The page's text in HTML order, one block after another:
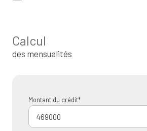
Calcul
des mensualités
Montant du crédit*